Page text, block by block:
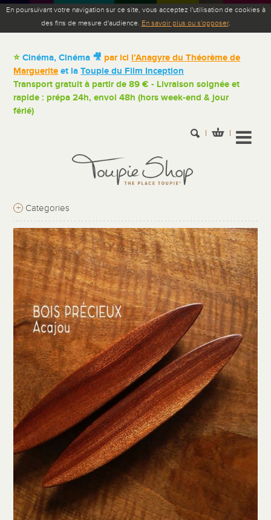
En poursuivant votre navigation sur ce site, vous acceptez l'utilisation de cookies à
des fins de mesure d'audience. En savoir plus ou s'opposer.
⭐Cinéma, Cinéma 🎥 par ici l’Anagyre du Théorème de
Marguerite et laToupie du Film Inception
Transport gratuit à partir de 89 € - Livraison soignée et
rapide : prépa 24h, envoi 48h (hors week-end & jour
férié)
+ Categories